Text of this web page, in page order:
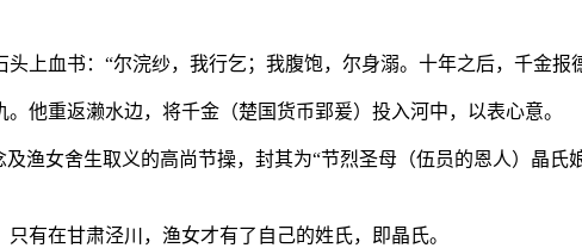
上血书：“尔浣纱，我行乞；我腹饱，尔身溺。十年之后，千金报
他重返濑水边，将千金（楚国货币郢爰）投入河中，以表心意。
渔女舍生取义的高尚节操，封其为“节烈圣母（伍员的恩人）晶
有在甘肃泾川，渔女才有了自己的姓氏，即晶氏。